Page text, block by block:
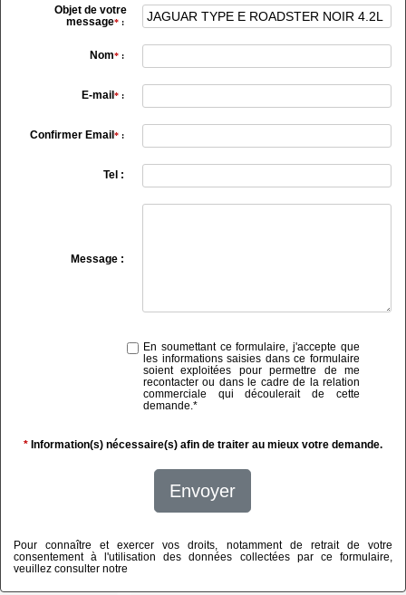
Objet de votre
message*:
Nom*:
E-mail *:
Confirmer Email *:
Tel :
Message :
En soumettant ce formulaire, j'accepte que
les informations saisies dans ce formulaire
soient exploitées pour permettre de me
recontacter ou dans le cadre de la relation
commerciale qui découlerait de cette
demande.*
* Information(s) nécessaire(s) afin de traiter au mieux votre demande.
Envoyer
Pour connaître et exercer vos droits, notamment de retrait de votre
consentement à l'utilisation des données collectées par ce formulaire,
veuillez consulter notre